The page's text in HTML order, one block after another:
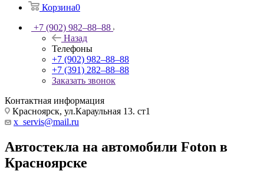
Корзина0
+7 (902) 982‒88‒88
Назад
Телефоны
+7 (902) 982‒88‒88
+7 (391) 282‒88‒88
Заказать звонок
Контактная информация
Красноярск, ул.Караульная 13. ст1
x_servis@mail.ru
Автостекла на автомобили Foton в
Красноярске